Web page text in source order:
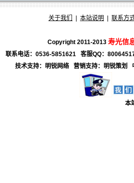
关于我们 本站说明 联系方
Copyright 2011-2013 寿光信
联系电话：0536-5851621 客服QQ：
技术支持：明锐网络 营销支持： 明锐策划
本